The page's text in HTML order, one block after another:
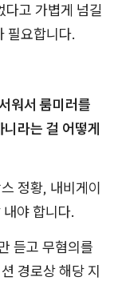
고 가볍게 넘길
필요합니다.
워서 룸미러를
라는 걸 어떻게
정황, 내비게이
야 합니다.
듣고 무혐의를
경로상 해당 지